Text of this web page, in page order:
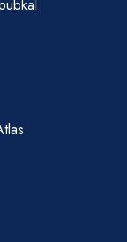
d'eau
peut être
de
sentier
la journée
d'eau
peut être
de